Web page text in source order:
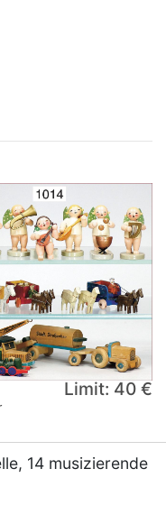
Limit: 40 €
14 musizierende